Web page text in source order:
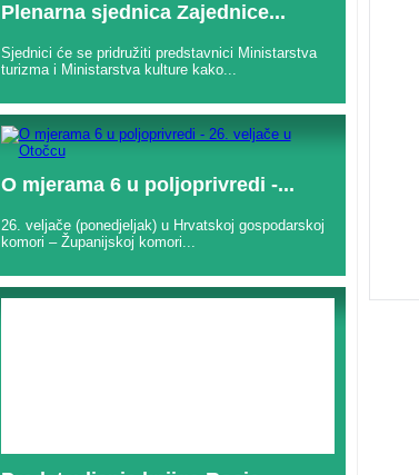
Plenarna sjednica Zajednice...
Sjednici će se pridružiti predstavnici Ministarstva
turizma i Ministarstva kulture kako...
O mjerama 6 u poljoprivredi -...
26. veljače (ponedjeljak) u Hrvatskoj gospodarskoj
komori – Županijskoj komori...